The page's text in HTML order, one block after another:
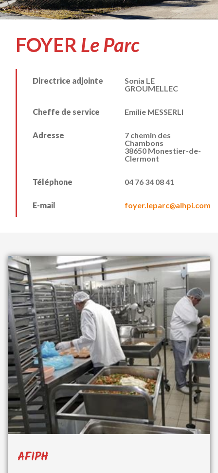
FOYER Le Parc
Directrice adjointe
Sonia LE
GROUMELLEC
Cheffe de service Emilie MESSERLI
Adresse
7 chemin des
Chambons
38650 Monestier-de-
Clermont
Téléphone 04 76 34 08 41
E-mail foyer.leparc@alhpi.com
AFIPH